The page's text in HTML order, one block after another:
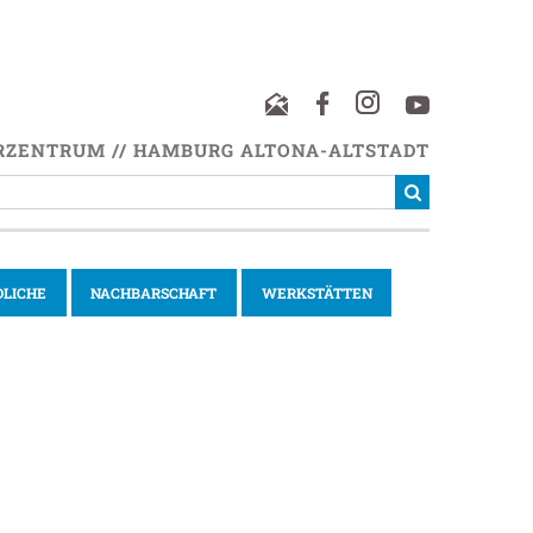
// HAMBURG ALTONA-ALTSTADT
NACHBARSCHAFT WERKSTÄTTEN